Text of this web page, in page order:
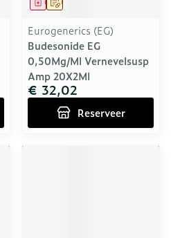
Eurogenerics (EG)
Budesonide EG
0,50Mg/Ml Vernevelsusp
Amp 20X2Ml
€ 32,02
Reserveer